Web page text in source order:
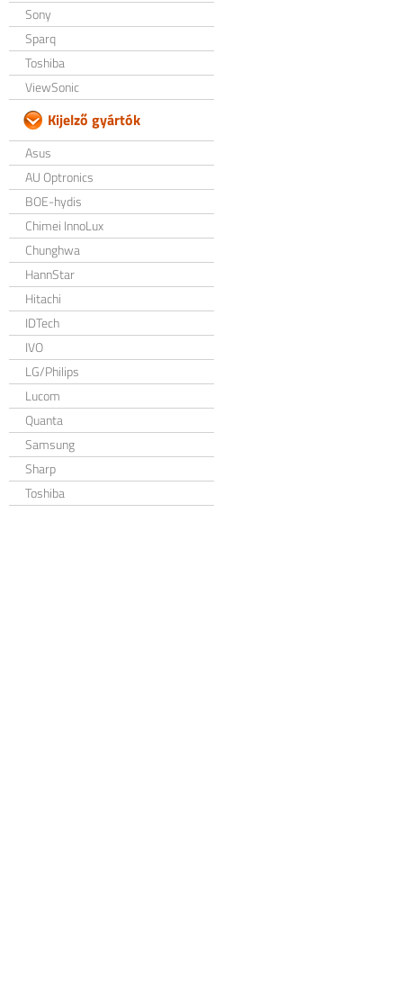
Sony
Sparq
Toshiba
ViewSonic
Kijelző gyártók
Asus
AU Optronics
BOE-hydis
Chimei InnoLux
Chunghwa
HannStar
Hitachi
IDTech
IVO
LG/Philips
Lucom
Quanta
Samsung
Sharp
Toshiba